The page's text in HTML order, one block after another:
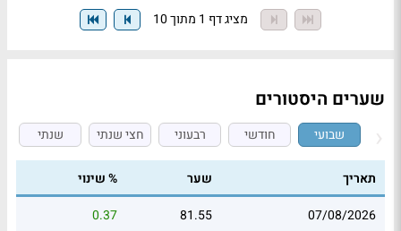
מציג דף 1 מתוך 10
שערים היסטורים
שבועי חודשי רבעוני חצי שנתי שנתי
תאריך שער
% שינוי
07/08/2026
81.55
0.37